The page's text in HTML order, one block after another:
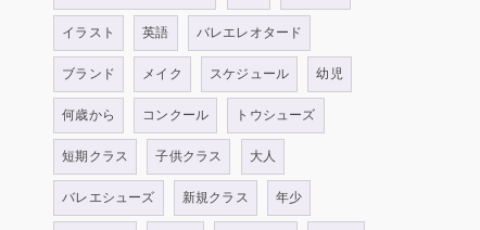
イラスト 英語 バレエレオタード
ブランド メイク スケジュール 幼児
何歳から コンクール トウシューズ
短期クラス 子供クラス 大人
バレエシューズ 新規クラス 年少